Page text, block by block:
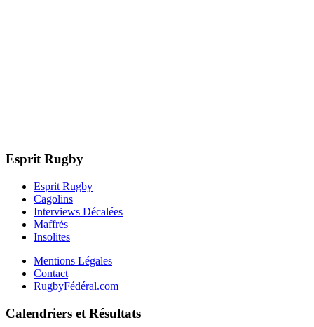
Esprit Rugby
Esprit Rugby
Cagolins
Interviews Décalées
Maffrés
Insolites
Mentions Légales
Contact
RugbyFédéral.com
Calendriers et Résultats